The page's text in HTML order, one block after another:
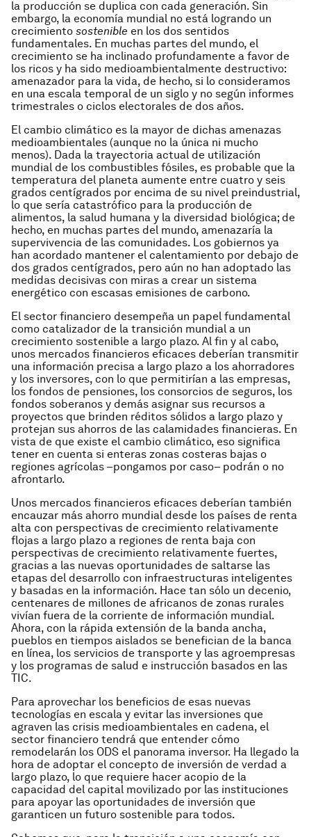
la producción se duplica con cada generación. Sin
embargo, la economía mundial no está logrando un
crecimiento sostenible en los dos sentidos
fundamentales. En muchas partes del mundo, el
crecimiento se ha inclinado profundamente a favor de
los ricos y ha sido medioambientalmente destructivo:
amenazador para la vida, de hecho, si lo consideramos
en una escala temporal de un siglo y no según informes
trimestrales o ciclos electorales de dos años.
El cambio climático es la mayor de dichas amenazas
medioambientales (aunque no la única ni mucho
menos). Dada la trayectoria actual de utilización
mundial de los combustibles fósiles, es probable que la
temperatura del planeta aumente entre cuatro y seis
grados centígrados por encima de su nivel preindustrial,
lo que sería catastrófico para la producción de
alimentos, la salud humana y la diversidad biológica; de
hecho, en muchas partes del mundo, amenazaría la
supervivencia de las comunidades. Los gobiernos ya
han acordado mantener el calentamiento por debajo de
dos grados centígrados, pero aún no han adoptado las
medidas decisivas con miras a crear un sistema
energético con escasas emisiones de carbono.
El sector financiero desempeña un papel fundamental
como catalizador de la transición mundial a un
crecimiento sostenible a largo plazo. Al fin y al cabo,
unos mercados financieros eficaces deberían transmitir
una información precisa a largo plazo a los ahorradores
y los inversores, con lo que permitirían a las empresas,
los fondos de pensiones, los consorcios de seguros, los
fondos soberanos y demás asignar sus recursos a
proyectos que brinden réditos sólidos a largo plazo y
protejan sus ahorros de las calamidades financieras. En
vista de que existe el cambio climático, eso significa
tener en cuenta si enteras zonas costeras bajas o
regiones agrícolas –pongamos por caso– podrán o no
afrontarlo.
Unos mercados financieros eficaces deberían también
encauzar más ahorro mundial desde los países de renta
alta con perspectivas de crecimiento relativamente
flojas a largo plazo a regiones de renta baja con
perspectivas de crecimiento relativamente fuertes,
gracias a las nuevas oportunidades de saltarse las
etapas del desarrollo con infraestructuras inteligentes
y basadas en la información. Hace tan sólo un decenio,
centenares de millones de africanos de zonas rurales
vivían fuera de la corriente de información mundial.
Ahora, con la rápida extensión de la banda ancha,
pueblos en tiempos aislados se benefician de la banca
en línea, los servicios de transporte y las agroempresas
y los programas de salud e instrucción basados en las
TIC.
Para aprovechar los beneficios de esas nuevas
tecnologías en escala y evitar las inversiones que
agraven las crisis medioambientales en cadena, el
sector financiero tendrá que entender cómo
remodelarán los ODS el panorama inversor. Ha llegado la
hora de adoptar el concepto de inversión de verdad a
largo plazo, lo que requiere hacer acopio de la
capacidad del capital movilizado por las instituciones
para apoyar las oportunidades de inversión que
garanticen un futuro sostenible para todos.